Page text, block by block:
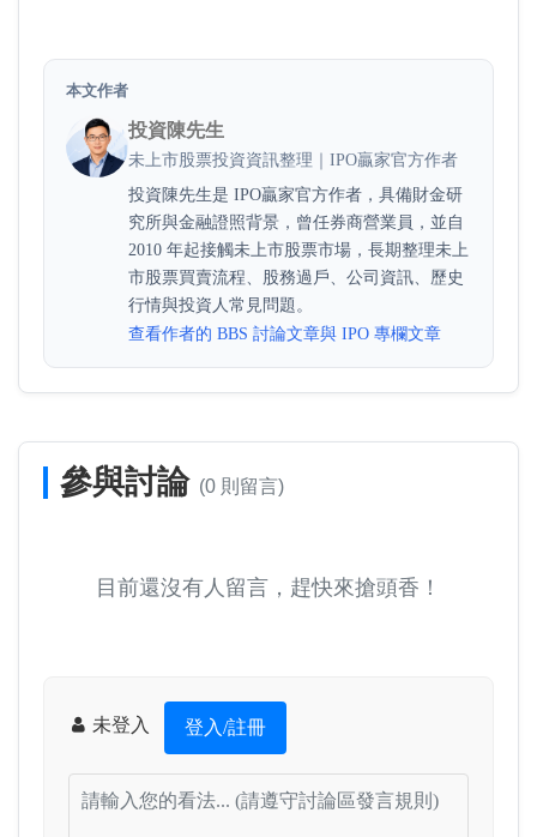
本文作者
投資陳先生
未上市股票投資資訊整理｜IPO贏家官方作者
投資陳先生是 IPO贏家官方作者，具備財金研
究所與金融證照背景，曾任券商營業員，並自
2010 年起接觸未上市股票市場，長期整理未上
市股票買賣流程、股務過戶、公司資訊、歷史
行情與投資人常見問題。
查看作者的 BBS 討論文章與 IPO 專欄文章
參與討論 (0 則留言)
目前還沒有人留言，趕快來搶頭香！
未登入 登入/註冊